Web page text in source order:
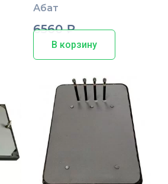
Абат
6560₽
В корзину